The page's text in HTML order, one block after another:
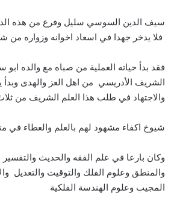
سيف الدين السوسي سليل وفرع من هذه
فلا يدخر جهدا في اسعاد اخوانه وزواره من
فقد بدأ حياته العملية من صباه مع والده
الشريف الأدريسي من اهل العز والهدى وبدأ
والاجتهاد في طلب هذا العلم الشريف من
شيوخ اكفاء مشهود لهم بالعلم والعطاء في
وكان بارعا في علم الفقه والحديث والتفسير
والمنطق وعلوم الفلك والتوقيت والتعديل
المجيب وعلوم الهندسة الفلكية